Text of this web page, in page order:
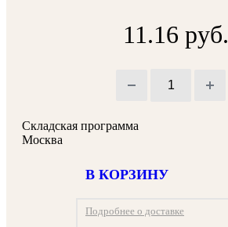
11.16 руб.
Складская программа
Москва
В КОРЗИНУ
Подробнее о доставке